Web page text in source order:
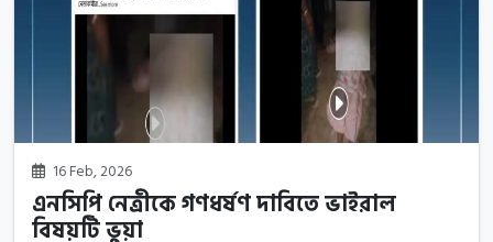
16 Feb, 2026
এনসিপি নেত্রীকে গণধর্ষণ দাবিতে ভাইরাল
বিষয়টি ভুয়া